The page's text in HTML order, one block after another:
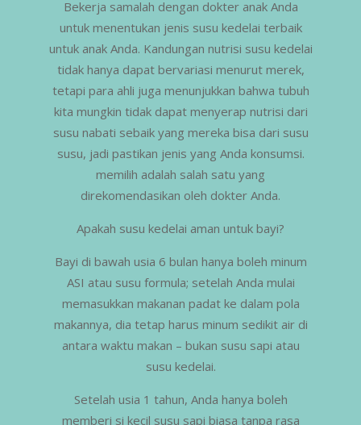
Bekerja samalah dengan dokter anak Anda
untuk menentukan jenis susu kedelai terbaik
untuk anak Anda. Kandungan nutrisi susu kedelai
tidak hanya dapat bervariasi menurut merek,
tetapi para ahli juga menunjukkan bahwa tubuh
kita mungkin tidak dapat menyerap nutrisi dari
susu nabati sebaik yang mereka bisa dari susu
susu, jadi pastikan jenis yang Anda konsumsi.
memilih adalah salah satu yang
direkomendasikan oleh dokter Anda.
Apakah susu kedelai aman untuk bayi?
Bayi di bawah usia 6 bulan hanya boleh minum
ASI atau susu formula; setelah Anda mulai
memasukkan makanan padat ke dalam pola
makannya, dia tetap harus minum sedikit air di
antara waktu makan – bukan susu sapi atau
susu kedelai.
Setelah usia 1 tahun, Anda hanya boleh
memberi si kecil susu sapi biasa tanpa rasa